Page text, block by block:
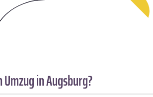
in Augsburg?